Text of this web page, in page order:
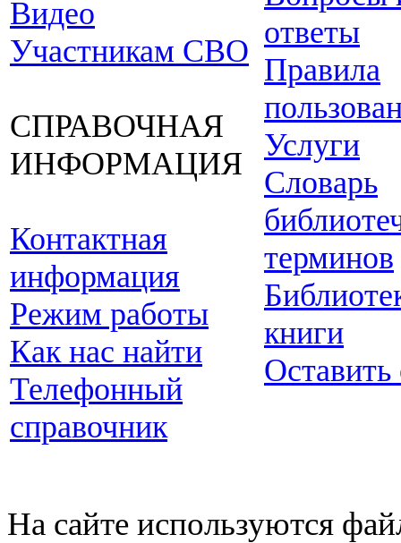
Видео
Участникам СВО
СПРАВОЧНАЯ
ИНФОРМАЦИЯ
Контактная
информация
Режим работы
Как нас найти
Телефонный
справочник
ответы
Правила
Услуги
Словарь
терминов
книги
Оставить
На сайте используются